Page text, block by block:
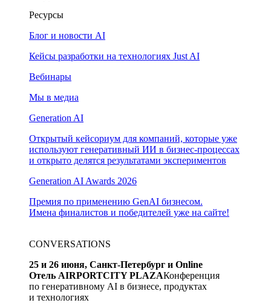
Ресурсы
Блог и новости AI
Кейсы разработки на технологиях Just AI
Вебинары
Мы в медиа
Generation AI
Открытый кейсориум для компаний, которые уже
используют генеративный ИИ в бизнес-процессах
и открыто делятся результатами экспериментов
Generation AI Awards 2026
Премия по применению GenAI бизнесом.
Имена финалистов и победителей уже на сайте!
CONVERSATIONS
25 и 26 июня, Санкт-Петербург и Online
Отель AIRPORTCITY PLAZAКонференция
по генеративному AI в бизнесе, продуктах
и технологиях